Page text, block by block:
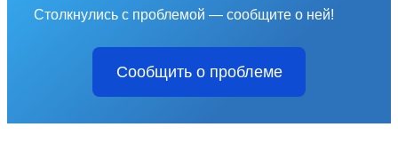
Столкнулись с проблемой — сообщите о ней!
Сообщить о проблеме